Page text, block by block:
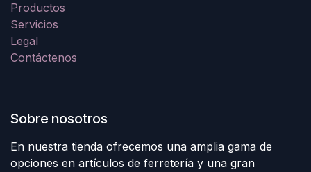
Productos
Servicios
Legal
Contáctenos
Sobre nosotros
En nuestra tienda ofrecemos una amplia gama de
opciones en artículos de ferretería y una gran